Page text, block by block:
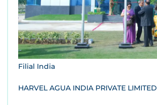
Filial India
HARVEL AGUA INDIA PRIVATE LIMITED